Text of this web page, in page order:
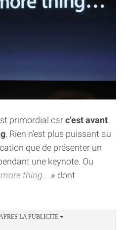
primordial carc’est avant
. Rien n’est plus puissant au
que de présenter un
une keynote. Ou
thing...
dont